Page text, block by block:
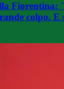
Fiorentina:
colpo. E